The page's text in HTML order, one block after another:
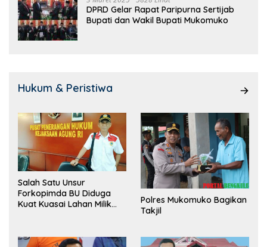
DPRD Gelar Rapat Paripurna Sertijab
Bupati dan Wakil Bupati Mukomuko
Hukum & Peristiwa
Salah Satu Unsur
Forkopimda BU Diduga
Kuat Kuasai Lahan Milik
Polres Mukomuko Bagikan
Takjil